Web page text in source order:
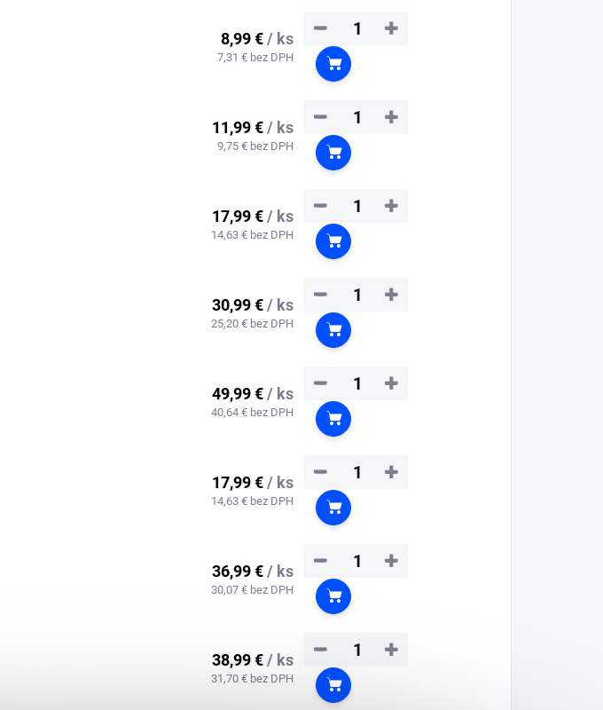
8,99 €/ ks
7,31 € bez DPH
+
−
Do košíka
11,99 €/ ks
9,75 € bez DPH
+
−
Do košíka
17,99 €/ ks
14,63 € bez DPH
+
−
Do košíka
30,99 €/ ks
25,20 € bez DPH
+
−
Do košíka
49,99 €/ ks
40,64 € bez DPH
+
−
Do košíka
17,99 €/ ks
14,63 € bez DPH
+
−
Do košíka
36,99 €/ ks
30,07 € bez DPH
+
−
Do košíka
38,99 €/ ks
31,70 € bez DPH
+
−
Do košíka